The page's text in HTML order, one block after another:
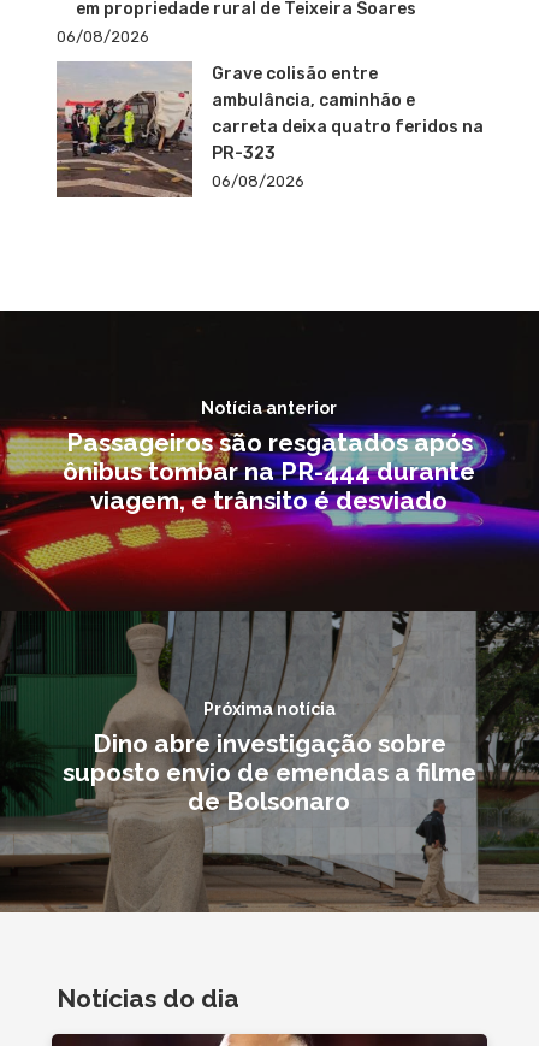
em propriedade rural de Teixeira Soares
06/08/2026
Grave colisão entre
ambulância, caminhão e
carreta deixa quatro feridos na
PR-323
06/08/2026
Notícia anterior
Passageiros são resgatados após
ônibus tombar na PR-444 durante
viagem, e trânsito é desviado
Próxima notícia
Dino abre investigação sobre
suposto envio de emendas a filme
de Bolsonaro
Notícias do dia